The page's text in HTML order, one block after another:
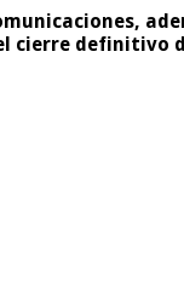
cierre definitivo